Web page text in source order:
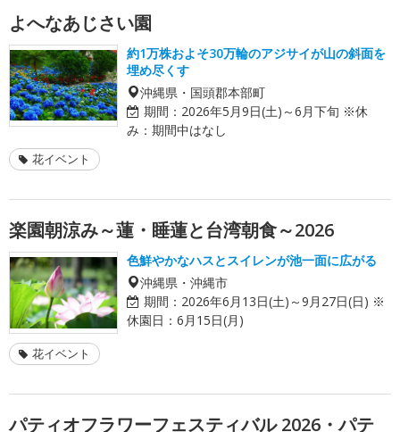
よへなあじさい園
約1万株およそ30万輪のアジサイが山の斜面を
埋め尽くす
沖縄県・国頭郡本部町
期間： 2026年5月9日(土)～6月下旬 ※休
み：期間中はなし
花イベント
楽園朝涼み～蓮・睡蓮と台湾朝食～2026
色鮮やかなハスとスイレンが池一面に広がる
沖縄県・沖縄市
期間： 2026年6月13日(土)～9月27日(日) ※
休園日：6月15日(月)
花イベント
パティオフラワーフェスティバル 2026・パテ